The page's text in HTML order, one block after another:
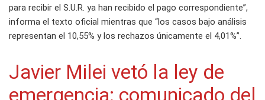
para recibir el S.U.R. ya han recibido el pago correspondiente”,
informa el texto oficial mientras que “los casos bajo análisis
representan el 10,55% y los rechazos únicamente el 4,01%”.
Javier Milei vetó la ley de
emergencia: comunicado del